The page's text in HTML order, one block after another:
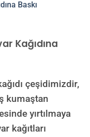
Kağıdına
çeşidimizdir,
kumaştan
yırtılmaya
kağıtları